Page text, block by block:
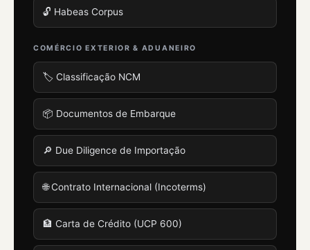
🔓 Habeas Corpus
COMÉRCIO EXTERIOR & ADUANEIRO
🏷️ Classificação NCM
📦 Documentos de Embarque
🔎 Due Diligence de Importação
🌐 Contrato Internacional (Incoterms)
🏦 Carta de Crédito (UCP 600)